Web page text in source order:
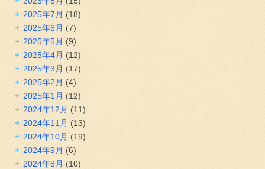
2025年7月 (18)
2025年6月 (7)
2025年5月 (9)
2025年4月 (12)
2025年3月 (17)
2025年2月 (4)
2025年1月 (12)
2024年12月 (11)
2024年11月 (13)
2024年10月 (19)
2024年9月 (6)
2024年8月 (10)